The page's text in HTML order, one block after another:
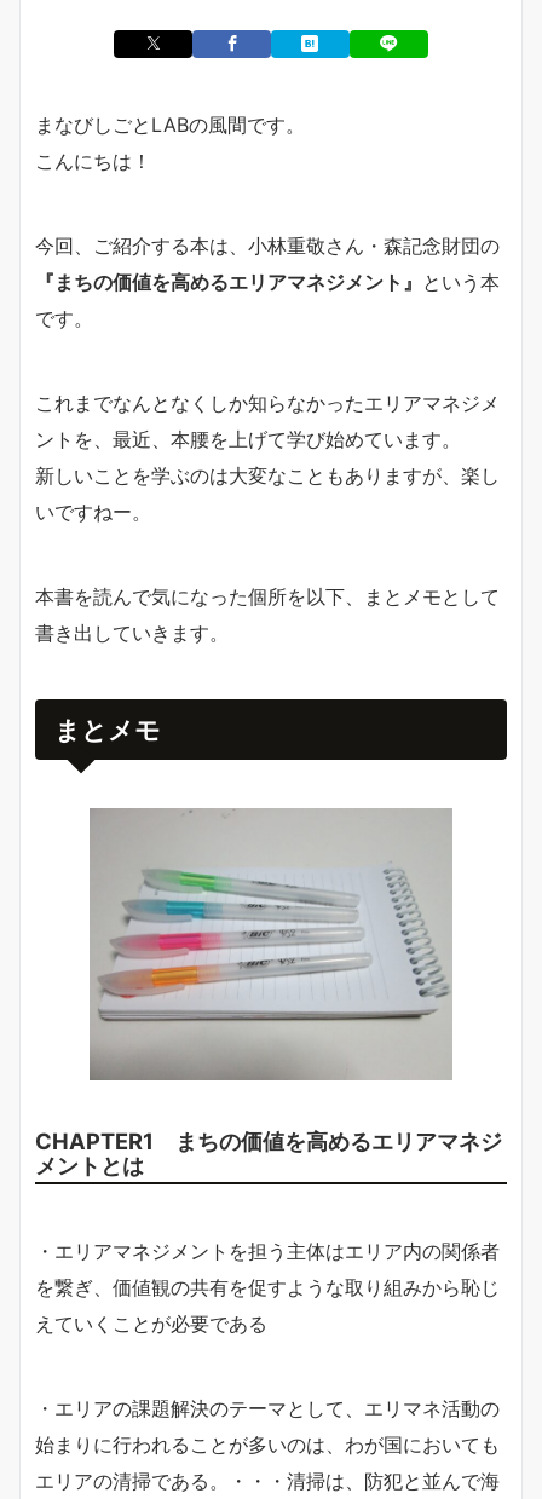
まなびしごとLABの風間です。
こんにちは！
今回、ご紹介する本は、小林重敬さん・森記念財団の
『まちの価値を高めるエリアマネジメント』 という本
です。
これまでなんとなくしか知らなかったエリアマネジメ
ントを、最近、本腰を上げて学び始めています。
新しいことを学ぶのは大変なこともありますが、楽し
いですねー。
本書を読んで気になった個所を以下、まとメモとして
書き出していきます。
まとメモ
CHAPTER1 まちの価値を高めるエリアマネジ
メントとは
・エリアマネジメントを担う主体はエリア内の関係者
を繋ぎ、価値観の共有を促すような取り組みから恥じ
えていくことが必要である
・エリアの課題解決のテーマとして、エリマネ活動の
始まりに行われることが多いのは、わが国においても
エリアの清掃である。・・・清掃は、防犯と並んで海